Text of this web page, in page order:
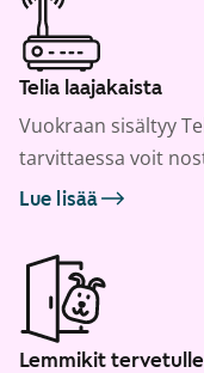
Telia laajakaista
Vuokraan sisältyy
tarvittaessa voit
Lue lisää
Lemmikit